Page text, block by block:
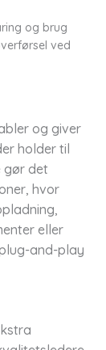
og brug
ved
og giver
holder til
gør det
hvor
eller
and-play